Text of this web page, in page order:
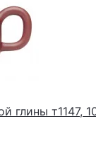
глины т1147,